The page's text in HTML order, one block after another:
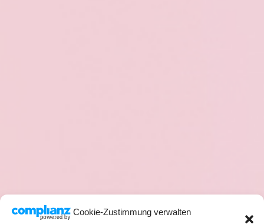
Cookie-Zustimmung verwalten